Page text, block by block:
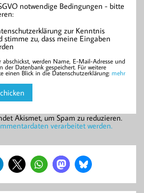
notwendige Bedingungen - bitte
zur Kenntnis
stimme zu, dass meine Eingaben
werden Name, E-Mail-Adresse und
der Datenbank gespeichert. Für weitere
einen Blick in die Datenschutzerklärung: mehr
Akismet, um Spam zu reduzieren.
verarbeitet werden.